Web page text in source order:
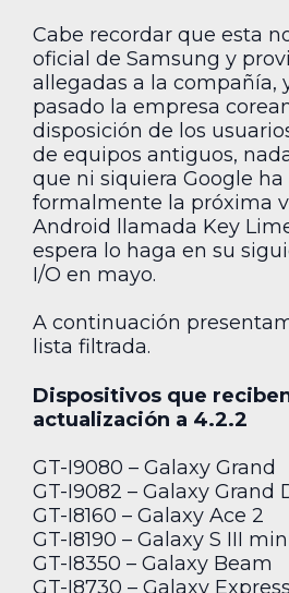
Cabe recordar que esta
oficial de Samsung y
allegadas a la compañía,
pasado la empresa
disposición de los
de equipos antiguos,
que ni siquiera Google
formalmente la próxima
Android llamada Key
espera lo haga en su
I/O en mayo.
A continuación
lista filtrada.
Dispositivos que
actualización a 4.2.2
GT-I9080 – Galaxy Grand
GT-I9082 – Galaxy Grand
GT-I8160 – Galaxy Ace 2
GT-I8190 – Galaxy S III
GT-I8350 – Galaxy Beam
GT-I8730 – Galaxy Express